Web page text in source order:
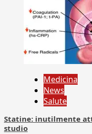
Medicina
News
Salute
Statine: inutilmente
studio